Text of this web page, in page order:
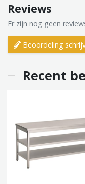
Reviews
Er zijn nog geen
Beoordeling
Recent